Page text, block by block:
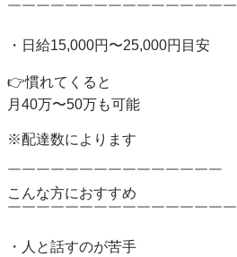
￣￣￣￣￣￣￣￣￣￣￣￣￣￣￣￣
・日給15,000円〜25,000円目安
👉慣れてくると
月40万〜50万も可能
※配達数によります
￣￣￣￣￣￣￣￣￣￣￣￣￣￣￣
こんな方におすすめ
￣￣￣￣￣￣￣￣￣￣￣￣￣￣￣￣
・人と話すのが苦手